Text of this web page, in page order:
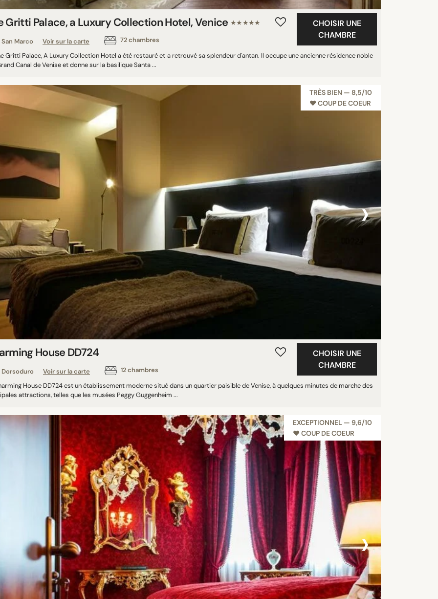
Gritti Palace, a Luxury Collection Hotel, Venice ★★★★★
San Marco Voir sur la carte 72 chambres
CHOISIR UNE
CHAMBRE
Gritti Palace, A Luxury Collection Hotel a été restauré et a retrouvé sa splendeur d'antan. Il occupe une ancienne résidence noble
Canal de Venise et donne sur la basilique Santa ...
TRÈS BIEN — 8,5/10
♥︎ COUP DE COEUR
›
House DD724
Dorsoduro Voir sur la carte 12 chambres
CHOISIR UNE
CHAMBRE
House DD724 est un établissement moderne situé dans un quartier paisible de Venise, à quelques minutes de marche des
attractions, telles que les musées Peggy Guggenheim ...
EXCEPTIONNEL — 9,6/10
♥︎ COUP DE COEUR
›